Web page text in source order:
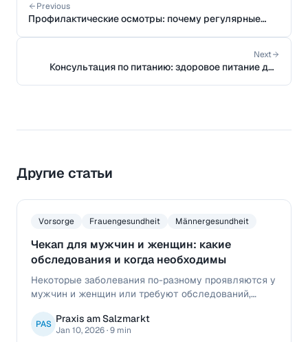
Previous
Профилактические осмотры: почему регулярные
Next
Консультация по питанию: здоровое питание для
Другие статьи
Vorsorge Frauengesundheit Männergesundheit
Чекап для мужчин и женщин: какие
обследования и когда необходимы
Некоторые заболевания по-разному проявляются у
мужчин и женщин или требуют обследований,
скринингов и почему регулярные проверки
здоровья так важны.
PAS Praxis am Salzmarkt
Jan 10, 2026·9 min